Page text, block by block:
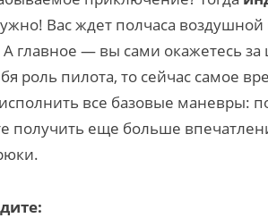
Вас ждет полчаса
главное — вы сами окажетесь
роль пилота, то сейчас самое
все базовые маневры:
получить еще больше